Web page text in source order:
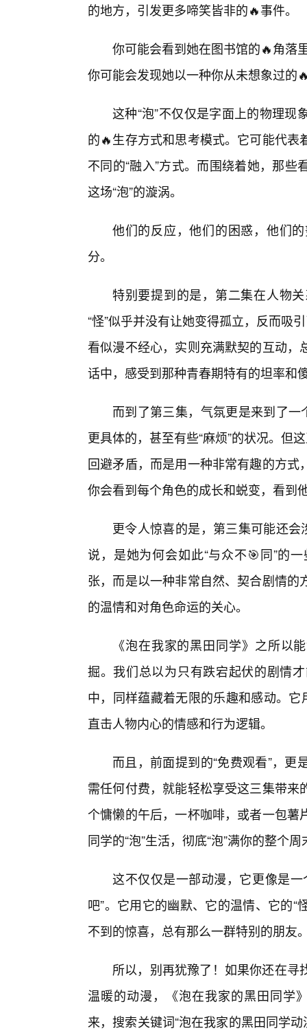
的地方，引发更多啼笑皆非的🔥事件。
你可能会看到她在图书馆的🔥角落
你可能会发现她以一种你从未想象过的
这种“泡”不仅仅是字面上的物理
的🔥生存方式和思考模式。它可能代
不同的“融入”方式。而围绕着她，那
这场“泡”的漩涡。
他们的反应，他们的困惑，他们
分。
特别要提到的是，第二集在人物
“怪”似乎并没有让她变得孤立，反而吸
看似漫不经心，实则充满默契的互动
话中，感受到那种青春期特有的坦率和
而到了第三集，气氛更是来到了一
更具体的，甚至有些“麻烦”的状况。
回避矛盾，而是用一种非常有趣的方
你会看到每个角色的成长和蜕变，看到
更令人惊喜的是，第三集可能还会
说，是她为何会如此“与众不🎯同”的
张，而是以一种非常自然、契合剧情
的温情和对角色命运的关心。
《泡在我家的黑田同学》之所以
掘。我们总以为只有跌宕起伏的剧情
中，同样蕴藏着无限的乐趣和感动。
直击人物内心的情感和行为逻辑。
而且，前面提到的“免费观看”，
需任何付费，就能轻松享受这三集带
个慵懒的午后，一杯咖啡，或者一包
同学的“泡”生活，彻底“泡”满你的整个周
这不仅仅是一部动漫，它更像是
吧”。它用它的幽默、它的温情、它的“
不到的惊喜，总有那么一群特别的朋友
所以，别再犹豫了！如果你还在
温暖的动漫，《泡在我家的黑田同学
来，搜索关键词“泡在我家的黑田同学